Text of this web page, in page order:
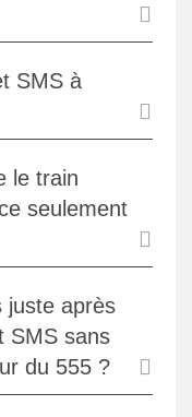
SMS à
le train
seulement
juste après
SMS sans
du 555 ?